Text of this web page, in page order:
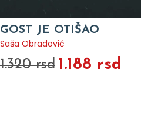
GOST JE OTIŠAO
Saša Obradović
1.320 rsd 1.188 rsd